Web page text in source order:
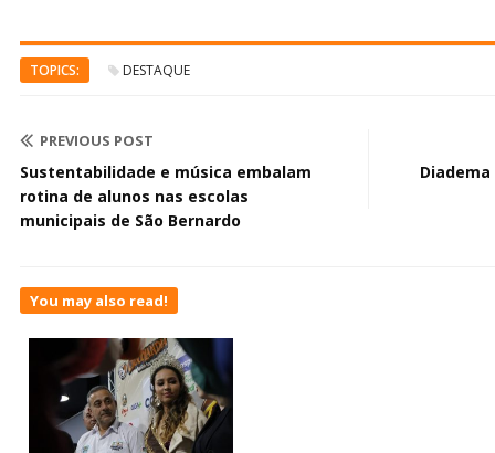
TOPICS: DESTAQUE
PREVIOUS POST
Sustentabilidade e música embalam
rotina de alunos nas escolas
municipais de São Bernardo
You may also read!